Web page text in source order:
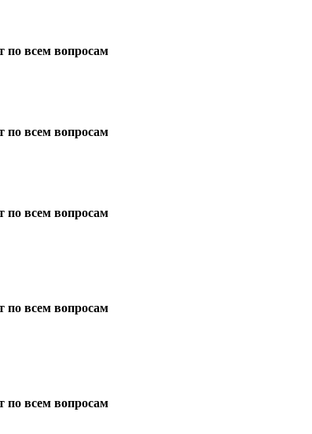
по всем вопросам
по всем вопросам
по всем вопросам
по всем вопросам
по всем вопросам